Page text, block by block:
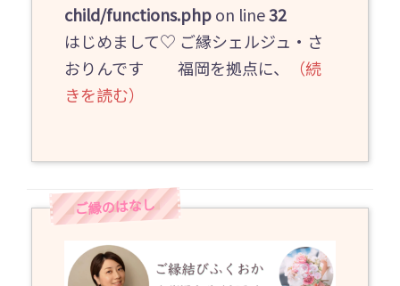
child/functions.phpon line32
はじめまして♡ ご縁シェルジュ・さ
おりんです 福岡を拠点に、
（続
きを読む）